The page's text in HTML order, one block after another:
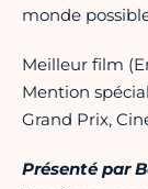
monde
Meilleur film
Mention
Grand Prix,
Présenté par